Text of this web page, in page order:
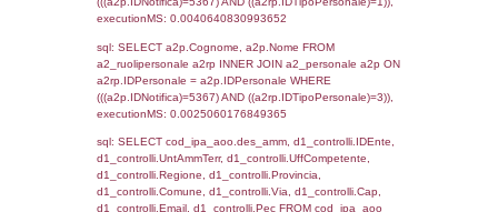
WHERE `userlevelid` = -2, executionMS:
sql: SELECT `tablename`, `userlevelid`,
`userlevelpermissions` WHERE `userlevelid`
sql: SELECT a1.RagioneSociale,
localita, el_prov.citta AS provincia,